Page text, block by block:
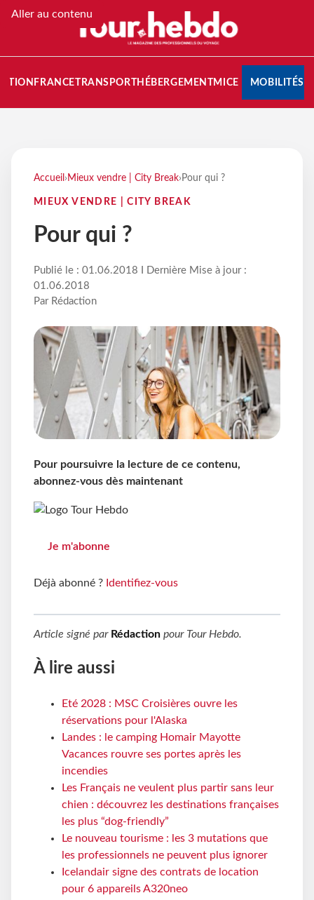
Aller au contenu
FRANCETRANSPORT HÉBERGEMENTMICE MOBILITÉS
Accueil › Mieux vendre | City Break› Pour qui ?
MIEUX VENDRE | CITY BREAK
Pour qui ?
Publié le : 01.06.2018 I Dernière Mise à jour :
01.06.2018
Par Rédaction
Pour poursuivre la lecture de ce contenu,
abonnez-vous dès maintenant
Je m'abonne
Déjà abonné ? Identifiez-vous
Article signé par Rédaction pour Tour Hebdo.
À lire aussi
Eté 2028 : MSC Croisières ouvre les
réservations pour l'Alaska
Landes : le camping Homair Mayotte
Vacances rouvre ses portes après les
incendies
Les Français ne veulent plus partir sans leur
chien : découvrez les destinations françaises
les plus “dog-friendly”
Le nouveau tourisme : les 3 mutations que
les professionnels ne peuvent plus ignorer
Icelandair signe des contrats de location
pour 6 appareils A320neo